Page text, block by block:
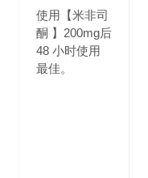
使用【米非司
酮 】200mg后
48 小时使用
最佳。